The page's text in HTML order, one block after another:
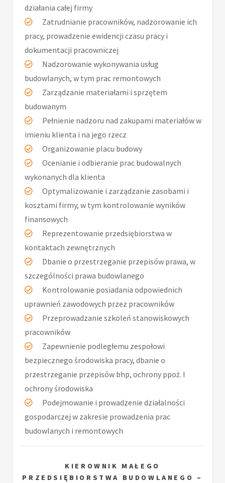
działania całej firmy
Zatrudnianie pracowników, nadzorowanie ich
pracy, prowadzenie ewidencji czasu pracy i
dokumentacji pracowniczej
Nadzorowanie wykonywania usług
budowlanych, w tym prac remontowych
Zarządzanie materiałami i sprzętem
budowanym
Pełnienie nadzoru nad zakupami materiałów w
imieniu klienta i na jego rzecz
Organizowanie placu budowy
Ocenianie i odbieranie prac budowalnych
wykonanych dla klienta
Optymalizowanie i zarządzanie zasobami i
kosztami firmy, w tym kontrolowanie wyników
finansowych
Reprezentowanie przedsiębiorstwa w
kontaktach zewnętrznych
Dbanie o przestrzeganie przepisów prawa, w
szczególności prawa budowlanego
Kontrolowanie posiadania odpowiednich
uprawnień zawodowych przez pracowników
Przeprowadzanie szkoleń stanowiskowych
pracowników
Zapewnienie podległemu zespołowi
bezpiecznego środowiska pracy, dbanie o
przestrzeganie przepisów bhp, ochrony ppoż. I
ochrony środowiska
Podejmowanie i prowadzenie działalności
gospodarczej w zakresie prowadzenia prac
budowlanych i remontowych
KIEROWNIK MAŁEGO
PRZEDSIĘBIORSTWA BUDOWLANEGO –